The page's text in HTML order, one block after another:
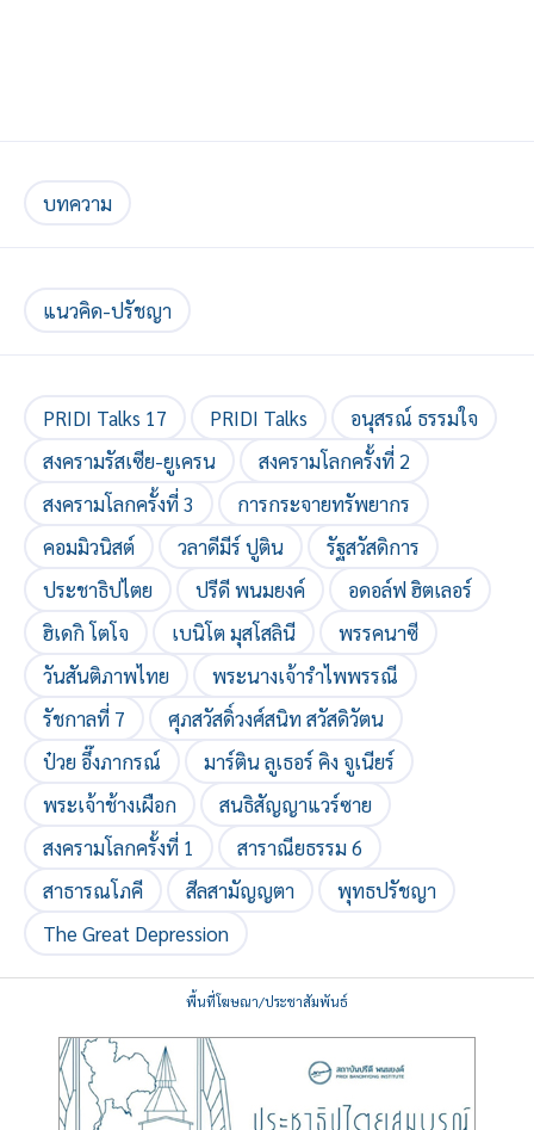
บทความ
แนวคิด-ปรัชญา
PRIDI Talks 17 PRIDI Talks
อนุสรณ์ ธรรมใจ
สงครามรัสเซีย-ยูเครน
สงครามโลกครั้งที่ 2
สงครามโลกครั้งที่ 3
การกระจายทรัพยากร
คอมมิวนิสต์
วลาดีมีร์ ปูติน
รัฐสวัสดิการ
ประชาธิปไตย
ปรีดี พนมยงค์
อดอล์ฟ ฮิตเลอร์
ฮิเดกิ โตโจ
เบนิโต มุสโสลินี
พรรคนาซี
วันสันติภาพไทย
พระนางเจ้ารำไพพรรณี
รัชกาลที่ 7
ศุภสวัสดิ์วงศ์สนิท สวัสดิวัตน
ป๋วย อึ๊งภากรณ์
มาร์ติน ลูเธอร์ คิง จูเนียร์
พระเจ้าช้างเผือก
สนธิสัญญาแวร์ซาย
สงครามโลกครั้งที่ 1
สาราณียธรรม 6
สาธารณโภคี
สีลสามัญญตา
พุทธปรัชญา
The Great Depression
พื้นที่โฆษณา/ประชาสัมพันธ์